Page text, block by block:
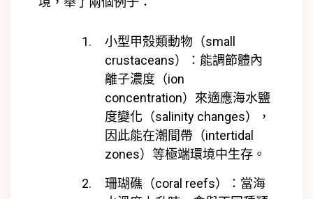
小型甲殼類動物（small
crustaceans）： 能調節體內
離子濃度（ion
concentration）來適應海水鹽
度變化（salinity changes），
因此能在潮間帶（intertidal
zones）等極端環境中生存。
珊瑚礁（coral reefs）： 當海